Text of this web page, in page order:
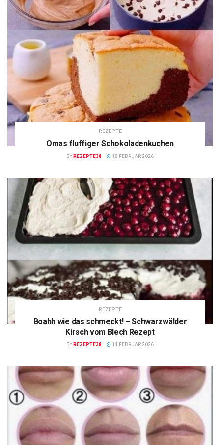
REZEPTE
Omas fluffiger Schokoladenkuchen
BY REZEPTE38 18 FEBRUAR 2026
REZEPTE
Boahh wie das schmeckt! – Schwarzwälder
Kirsch vom Blech Rezept
BY REZEPTE38 14 FEBRUAR 2026